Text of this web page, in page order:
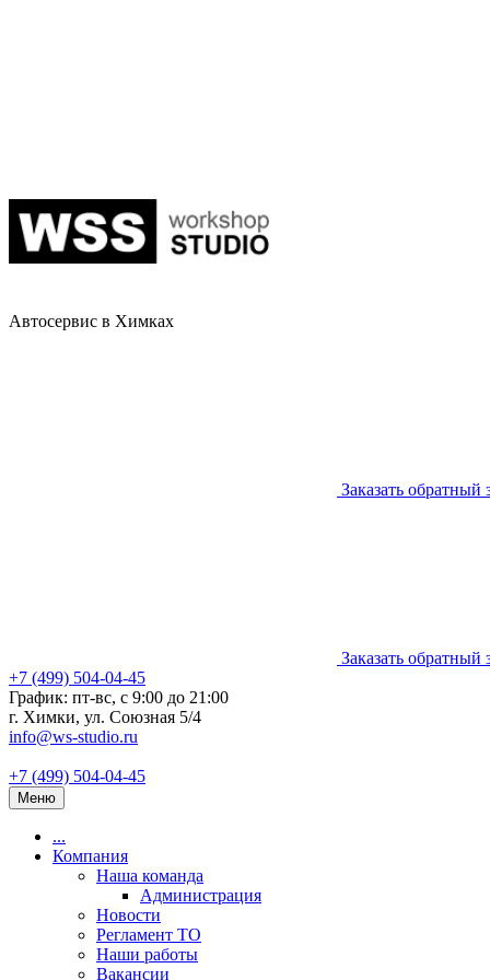
Автосервис в Химках
Заказать обратный
Заказать обратный
+7 (499) 504-04-45
График: пт-вс, с 9:00 до 21:00
г. Химки, ул. Союзная 5/4
info@ws-studio.ru
+7 (499) 504-04-45
Меню
...
Компания
Наша команда
Администрация
Новости
Регламент ТО
Наши работы
Вакансии